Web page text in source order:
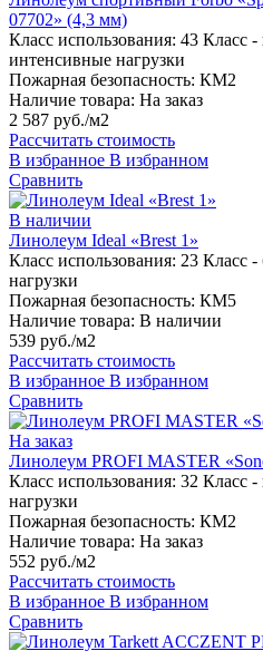
07702» (4,3 мм)
Класс использования: 43 Класс
интенсивные нагрузки
Пожарная безопасность: КМ2
Наличие товара: На заказ
2 587 руб./м2
Рассчитать стоимость
В избранное В избранном
Сравнить
В наличии
Линолеум Ideal «Brest 1»
Класс использования: 23 Класс
нагрузки
Пожарная безопасность: КМ5
Наличие товара: В наличии
539 руб./м2
Рассчитать стоимость
В избранное В избранном
Сравнить
На заказ
Линолеум PROFI MASTER
Класс использования: 32 Класс
нагрузки
Пожарная безопасность: КМ2
Наличие товара: На заказ
552 руб./м2
Рассчитать стоимость
В избранное В избранном
Сравнить